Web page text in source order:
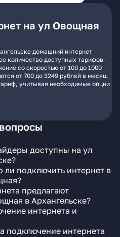
на ул Овощная
домашний интернет
количество доступных тарифов -
со скоростью от 100 до 1000
от 700 до 3249 рублей в месяц.
учитывая необходимые опции
доступны на ул
подключить интернет в
предлагают
в Архангельске?
интернета и
подключение интернета